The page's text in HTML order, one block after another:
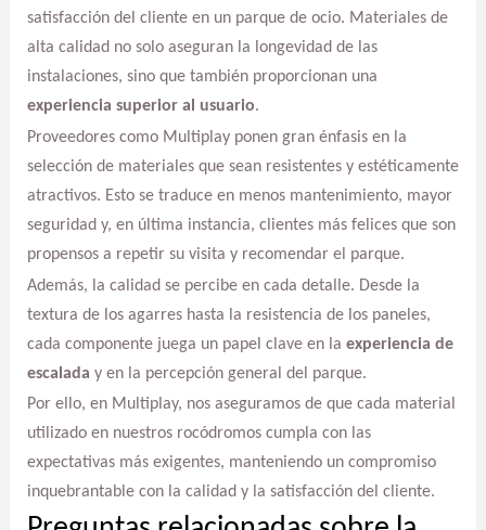
satisfacción del cliente en un parque de ocio. Materiales de
alta calidad no solo aseguran la longevidad de las
instalaciones, sino que también proporcionan una
experiencia superior al usuario.
Proveedores como Multiplay ponen gran énfasis en la
selección de materiales que sean resistentes y estéticamente
atractivos. Esto se traduce en menos mantenimiento, mayor
seguridad y, en última instancia, clientes más felices que son
propensos a repetir su visita y recomendar el parque.
Además, la calidad se percibe en cada detalle. Desde la
textura de los agarres hasta la resistencia de los paneles,
cada componente juega un papel clave en la experiencia de
escalada y en la percepción general del parque.
Por ello, en Multiplay, nos aseguramos de que cada material
utilizado en nuestros rocódromos cumpla con las
expectativas más exigentes, manteniendo un compromiso
inquebrantable con la calidad y la satisfacción del cliente.